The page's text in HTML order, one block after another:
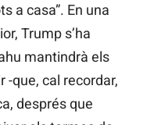
a casa”. En una
Trump s’ha
mantindrà els
-que, cal recordar,
després que